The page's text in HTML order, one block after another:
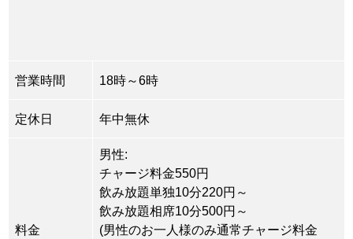
営業時間 18時～6時
定休日 年中無休
料金
男性:
チャージ料金550円
飲み放題単独10分220円～
飲み放題相席10分500円～
(男性のお一人様のみ通常チャージ料金